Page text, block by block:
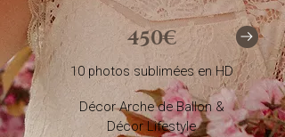
450€
10 photos sublimées en HD
Décor Arche de Ballon &
Décor Lifestyle